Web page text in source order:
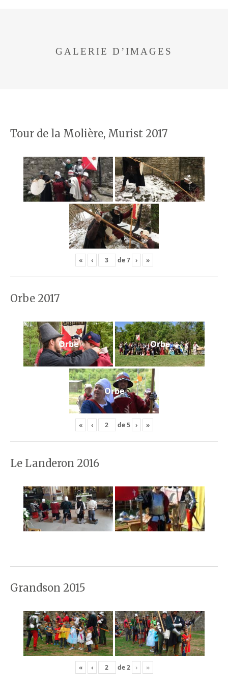
GALERIE D’IMAGES
Tour de la Molière, Murist 2017
« ‹ de7 › »
Orbe 2017
Orbe Orbe
Orbe
« ‹ de5 › »
Le Landeron 2016
Grandson 2015
« ‹ de2 › »